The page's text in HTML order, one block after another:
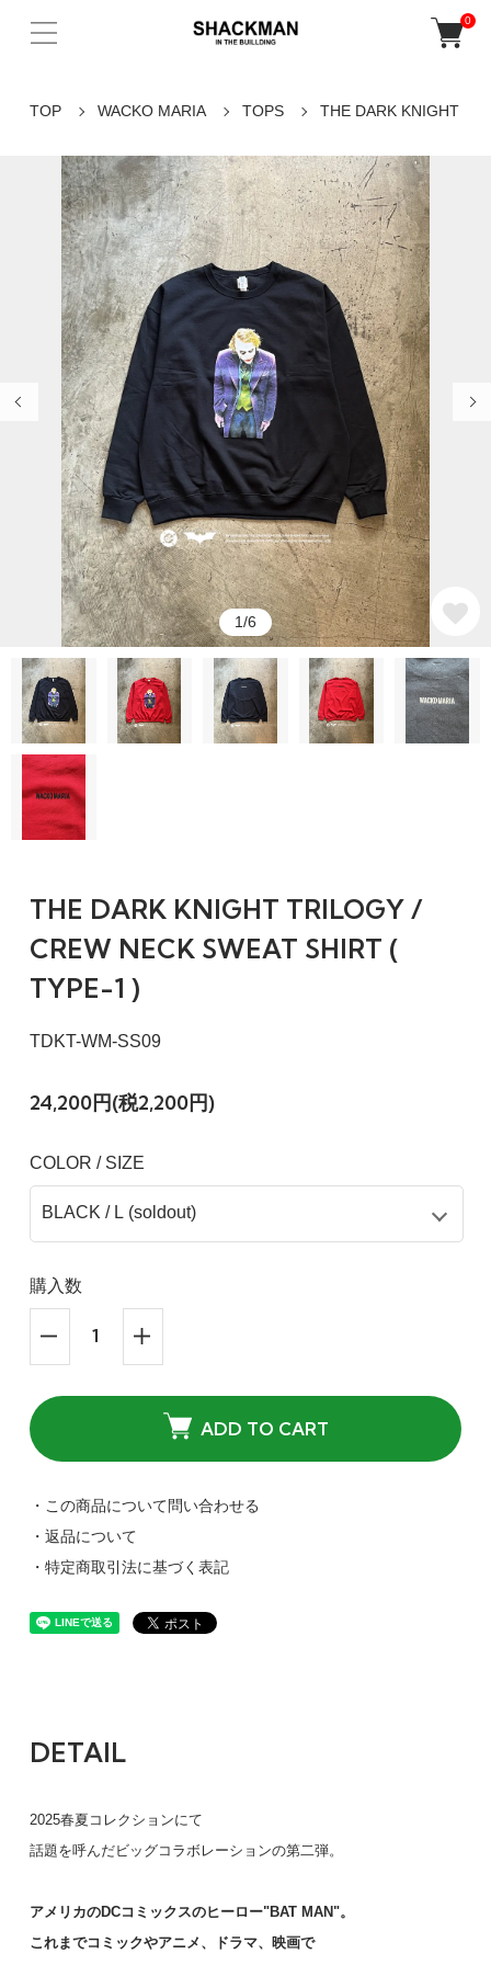
0
TOP WACKO MARIA TOPS THE DARK KNIGHT
1/6
THE DARK KNIGHT TRILOGY /
CREW NECK SWEAT SHIRT (
TYPE-1 )
TDKT-WM-SS09
24,200円(税2,200円)
COLOR / SIZE
購入数
ADD TO CART
・この商品について問い合わせる
・返品について
・特定商取引法に基づく表記
DETAIL
2025春夏コレクションにて
話題を呼んだビッグコラボレーションの第二弾。
アメリカのDCコミックスのヒーロー"BAT MAN"。
これまでコミックやアニメ、ドラマ、映画で